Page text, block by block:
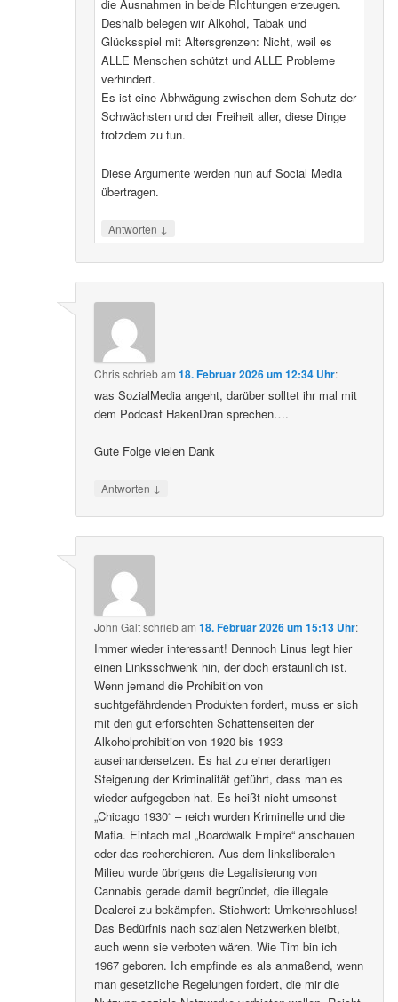
die Ausnahmen in beide RIchtungen erzeugen.
Deshalb belegen wir Alkohol, Tabak und
Glücksspiel mit Altersgrenzen: Nicht, weil es
ALLE Menschen schützt und ALLE Probleme
verhindert.
Es ist eine Abhwägung zwischen dem Schutz der
Schwächsten und der Freiheit aller, diese Dinge
trotzdem zu tun.
Diese Argumente werden nun auf Social Media
übertragen.
Antworten ↓
Chrisschriebam18. Februar 2026 um 12:34 Uhr:
was SozialMedia angeht, darüber solltet ihr mal mit
dem Podcast HakenDran sprechen….
Gute Folge vielen Dank
Antworten ↓
John Galtschriebam18. Februar 2026 um 15:13 Uhr:
Immer wieder interessant! Dennoch Linus legt hier
einen Linksschwenk hin, der doch erstaunlich ist.
Wenn jemand die Prohibition von
suchtgefährdenden Produkten fordert, muss er sich
mit den gut erforschten Schattenseiten der
Alkoholprohibition von 1920 bis 1933
auseinandersetzen. Es hat zu einer derartigen
Steigerung der Kriminalität geführt, dass man es
wieder aufgegeben hat. Es heißt nicht umsonst
„Chicago 1930“ – reich wurden Kriminelle und die
Mafia. Einfach mal „Boardwalk Empire“ anschauen
oder das recherchieren. Aus dem linksliberalen
Milieu wurde übrigens die Legalisierung von
Cannabis gerade damit begründet, die illegale
Dealerei zu bekämpfen. Stichwort: Umkehrschluss!
Das Bedürfnis nach sozialen Netzwerken bleibt,
auch wenn sie verboten wären. Wie Tim bin ich
1967 geboren. Ich empfinde es als anmaßend, wenn
man gesetzliche Regelungen fordert, die mir die